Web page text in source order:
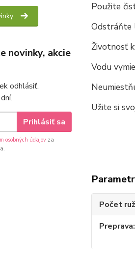
novinky, akcie
odhlásiť.
Prihlásiť sa
osobných údajov za
Použite
Odstráňte
Životnosť
Vodu
Užite si
Počet
Preprava